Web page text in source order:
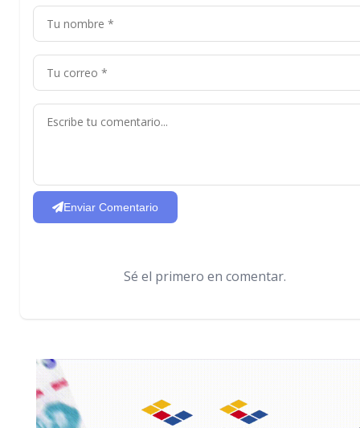
Enviar Comentario
Sé el primero en comentar.